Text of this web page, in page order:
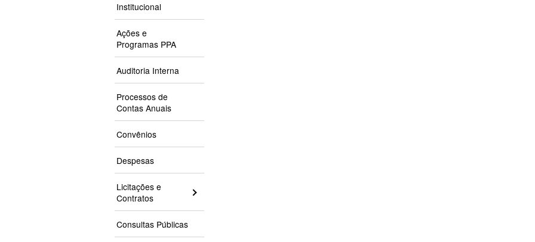
Institucional
Ações e
Programas PPA
Auditoria Interna
Processos de
Contas Anuais
Convênios
Despesas
Licitações e
Contratos
Consultas Públicas